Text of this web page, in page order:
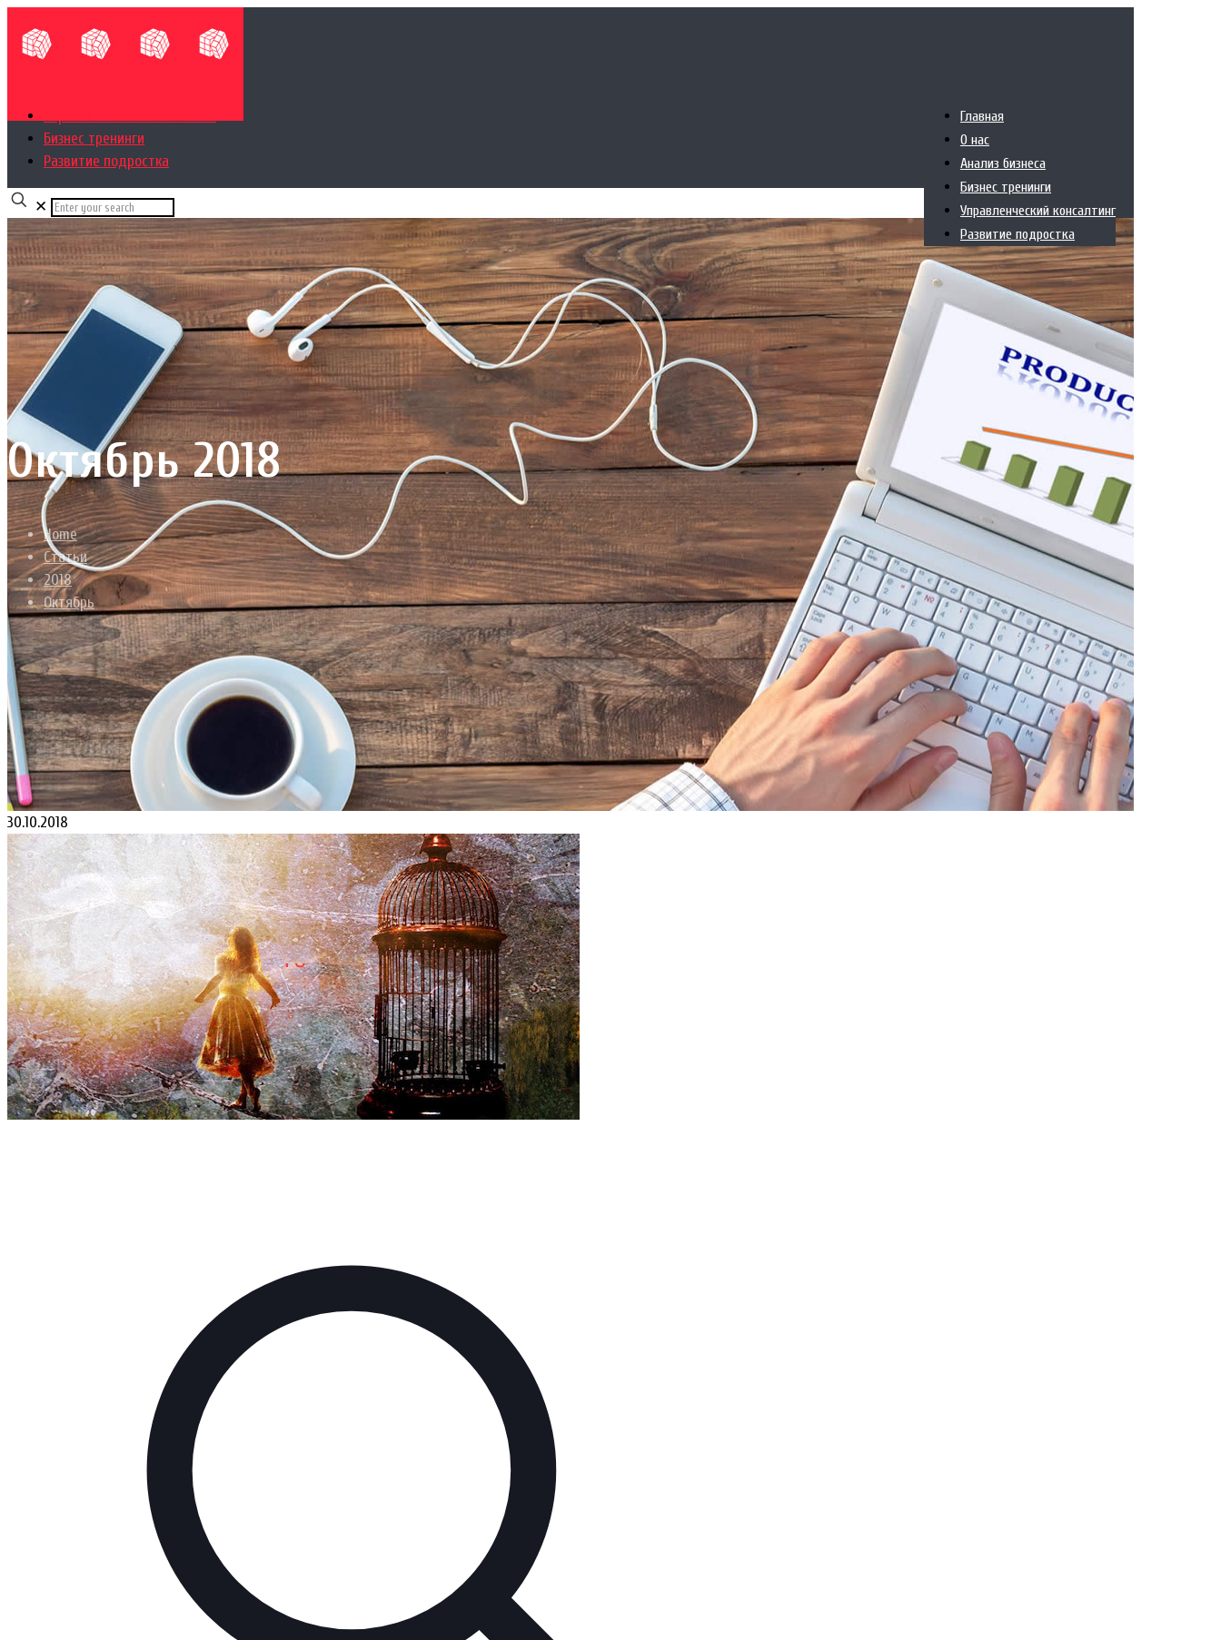
Главная
О нас
Анализ бизнеса
Бизнес тренинги
Управленческий консалтинг
Развитие подростка
Бизнес тренинги
Развитие подростка
✕
Октябрь 2018
Home
Статьи
2018
Октябрь
30.10.2018